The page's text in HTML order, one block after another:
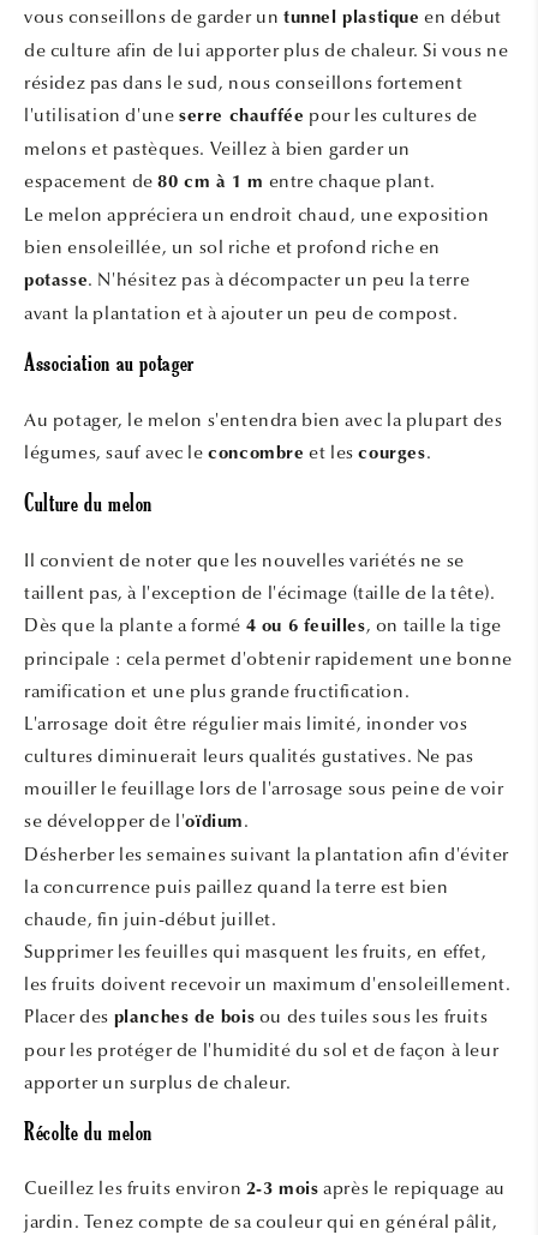
vous conseillons de garder untunnel plastique en début
de culture afin de lui apporter plus de chaleur. Si vous ne
résidez pas dans le sud, nous conseillons fortement
l'utilisation d'une serre chauffée pour les cultures de
melons et pastèques. Veillez à bien garder un
espacement de80 cm à 1 m entre chaque plant.
Le melon appréciera un endroit chaud, une exposition
bien ensoleillée, un sol riche et profond riche en
potasse. N'hésitez pas à décompacter un peu la terre
avant la plantation et à ajouter un peu de compost.
Association au potager
Au potager, le melon s'entendra bien avec la plupart des
légumes, sauf avec leconcombre et lescourges.
Culture du melon
Il convient de noter que les nouvelles variétés ne se
taillent pas, à l'exception de l'écimage (taille de la tête).
Dès que la plante a formé 4 ou 6 feuilles, on taille la tige
principale : cela permet d'obtenir rapidement une bonne
ramification et une plus grande fructification.
L'arrosage doit être régulier mais limité, inonder vos
cultures diminuerait leurs qualités gustatives. Ne pas
mouiller le feuillage lors de l'arrosage sous peine de voir
se développer de l'oïdium .
Désherber les semaines suivant la plantation afin d'éviter
la concurrence puis paillez quand la terre est bien
chaude, fin juin-début juillet.
Supprimer les feuilles qui masquent les fruits, en effet,
les fruits doivent recevoir un maximum d'ensoleillement.
Placer des planches de bois ou des tuiles sous les fruits
pour les protéger de l'humidité du sol et de façon à leur
apporter un surplus de chaleur.
Récolte du melon
Cueillez les fruits environ 2-3 mois après le repiquage au
jardin. Tenez compte de sa couleur qui en général pâlit,